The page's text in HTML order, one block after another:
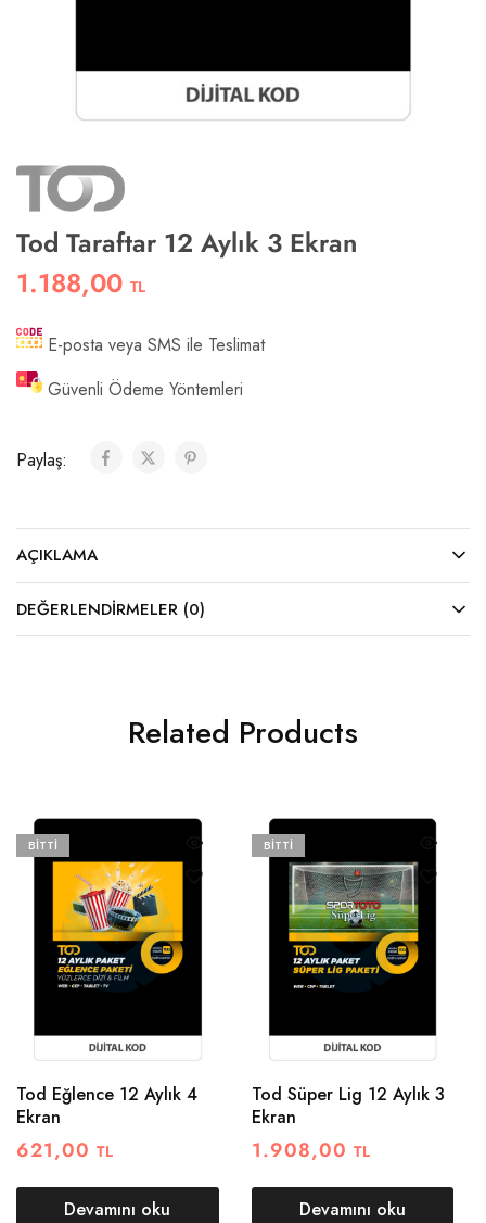
Tod Taraftar 12 Aylık 3 Ekran
1.188,00 TL
E-posta veya SMS ile Teslimat
Güvenli Ödeme Yöntemleri
Paylaş:
AÇIKLAMA
DEĞERLENDIRMELER (0)
Related Products
BITTI
Tod Eğlence 12 Aylık 4
Ekran
621,00 TL
Devamını oku
BITTI
Tod Süper Lig 12 Aylık 3
Ekran
1.908,00 TL
Devamını oku